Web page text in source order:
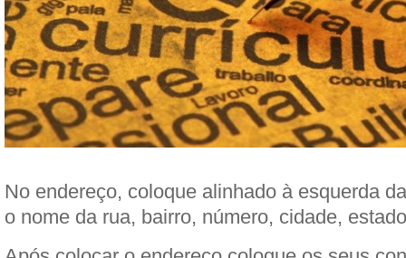
No endereço, coloque alinhado à esquerda
o nome da rua, bairro, número, cidade,